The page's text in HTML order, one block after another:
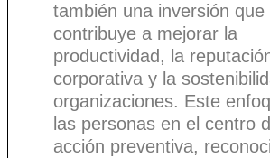
también una inversión que
contribuye a mejorar la
productividad, la
corporativa y la
organizaciones. Este
las personas en el centro
acción preventiva,